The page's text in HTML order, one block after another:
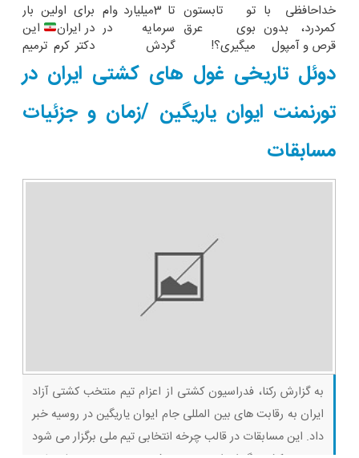
خداحافظی با
کمردرد، بدون
قرص و آمپول
تو تابستون
بوی عرق
میگیری؟!
اینجوری
درمانش کن!!
تا 3میلیارد وام
سرمایه در
گردش
فروشندگان =>
فروشگاهت رو
ثبت کن
برای اولین بار
در ایران
این
دکتر کرم ترمیم
کننده 23 روزه
ساخت!
دوئل تاریخی غول های کشتی ایران در
تورنمنت ایوان یاریگین /زمان و جزئیات
مسابقات
به گزارش رکنا، فدراسیون کشتی از اعزام تیم منتخب کشتی آزاد
ایران به رقابت های بین المللی جام ایوان یاریگین در روسیه خبر
داد. این مسابقات در قالب چرخه انتخابی تیم ملی برگزار می شود